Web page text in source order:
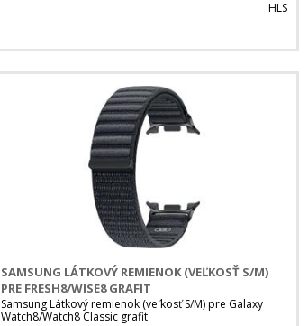
HLS
SAMSUNG LÁTKOVÝ REMIENOK (VEĽKOSŤ S/M)
PRE FRESH8/WISE8 GRAFIT
Samsung Látkový remienok (veľkosť S/M) pre Galaxy
Watch8/Watch8 Classic grafit